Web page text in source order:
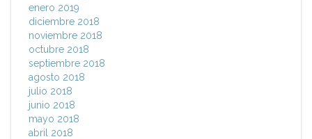
enero 2019
diciembre 2018
noviembre 2018
octubre 2018
septiembre 2018
agosto 2018
julio 2018
junio 2018
mayo 2018
abril 2018